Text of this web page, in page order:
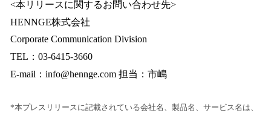
<本リリースに関するお問い合わせ先>
HENNGE株式会社
Corporate Communication Division
TEL：03-6415-3660
E-mail：info@hennge.com 担当：市嶋
*本プレスリリースに記載されている会社名、製品名、サービス名は、